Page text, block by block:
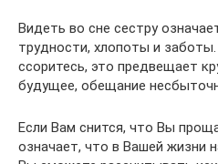
Видеть во сне сестру
трудности, хлопоты и
ссоритесь, это предвещает
будущее, обещание
Если Вам снится, что Вы
означает, что в Вашей жизни